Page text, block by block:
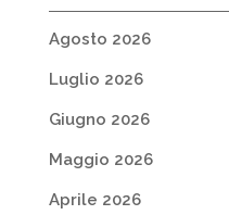
Agosto 2026
Luglio 2026
Giugno 2026
Maggio 2026
Aprile 2026